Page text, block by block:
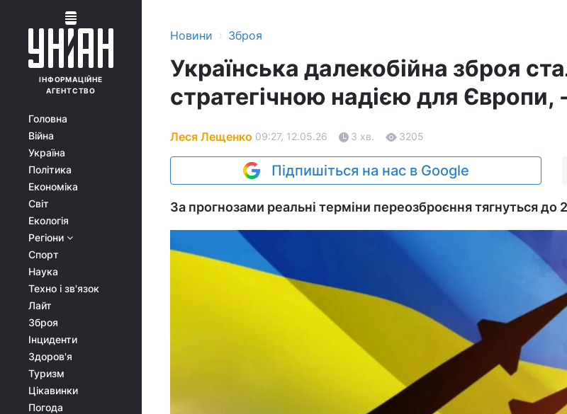
ІНФОРМАЦІЙНЕ
АГЕНТСТВО
Головна
Війна
Україна
Політика
Економіка
Світ
Екологія
Регіони
Спорт
Наука
Техно і зв'язок
Лайт
Зброя
Інциденти
Здоров'я
Туризм
Цікавинки
Погода
Новини › Зброя
Українська далекобійна зброя
стратегічною надією для Європи,
Леся Лещенко 09:27, 12.05.26 3 хв. 3205
Підпишіться на нас в Google
За прогнозами реальні терміни переозброєння тягнуться до